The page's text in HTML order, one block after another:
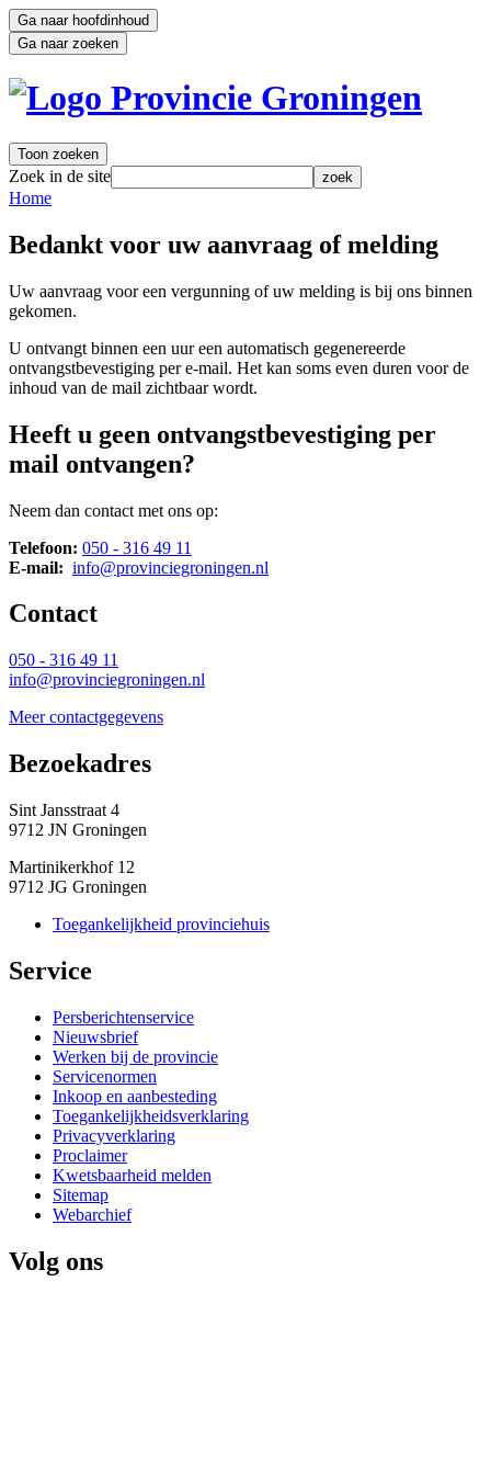
Ga naar hoofdinhoud
Ga naar zoeken
Toon zoeken
Zoek in de site zoek
Home
Bedankt voor uw aanvraag of melding
Uw aanvraag voor een vergunning of uw melding is bij ons binnen
gekomen.
U ontvangt binnen een uur een automatisch gegenereerde
ontvangstbevestiging per e-mail. Het kan soms even duren voor de
inhoud van de mail zichtbaar wordt.
Heeft u geen ontvangstbevestiging per
mail ontvangen?
Neem dan contact met ons op:
Telefoon: 050 - 316 49 11
E-mail: info@provinciegroningen.nl
Contact
050 - 316 49 11
info@provinciegroningen.nl
Meer contactgegevens
Bezoekadres
Sint Jansstraat 4
9712 JN Groningen
Martinikerkhof 12
9712 JG Groningen
Toegankelijkheid provinciehuis
Service
Persberichtenservice
Nieuwsbrief
Werken bij de provincie
Servicenormen
Inkoop en aanbesteding
Toegankelijkheidsverklaring
Privacyverklaring
Proclaimer
Kwetsbaarheid melden
Sitemap
Webarchief
Volg ons